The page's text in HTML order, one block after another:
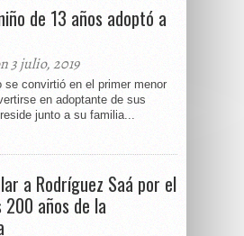
de 13 años adoptó a
3 julio, 2019
se convirtió en el primer menor
en adoptante de sus
junto a su familia...
a Rodríguez Saá por el
años de la